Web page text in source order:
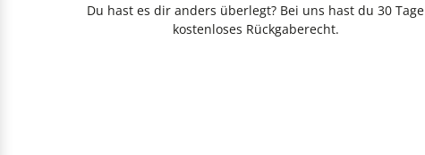
Du hast es dir anders überlegt? Bei uns hast du 30 Tage
kostenloses Rückgaberecht.